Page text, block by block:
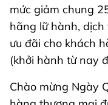
mức giảm chung
hãng lữ hành, dịch
ưu đãi cho khách
(khởi hành từ nay
Chào mừng Ngày